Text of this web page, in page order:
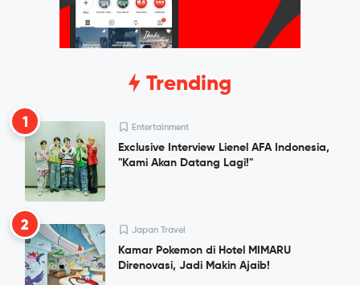
Trending
1 Entertainment
Exclusive Interview Lienel AFA Indonesia,
"Kami Akan Datang Lagi!"
2 Japan Travel
Kamar Pokemon di Hotel MIMARU
Direnovasi, Jadi Makin Ajaib!